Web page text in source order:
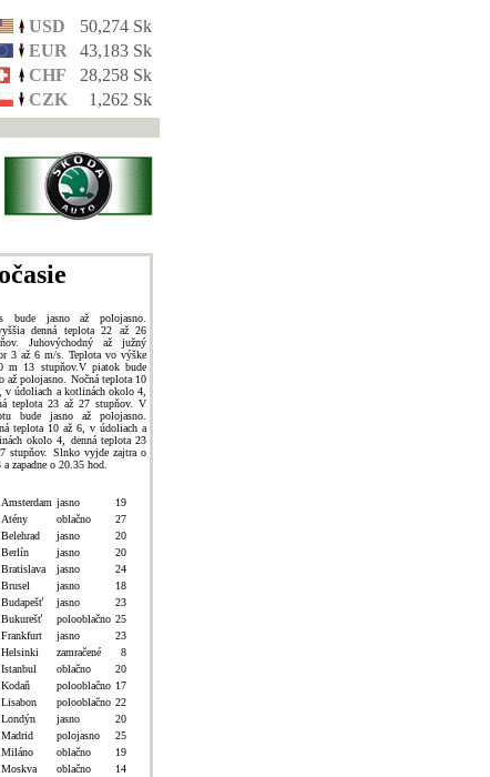
USD
50,274 Sk
EUR
43,183 Sk
CHF
28,258 Sk
CZK
1,262 Sk
bude jasno až polojasno.
denná teplota 22 až 26
Juhovýchodný až južný
3 až 6 m/s. Teplota vo výške
m 13 stupňov.V piatok bude
až polojasno. Nočná teplota 10
v údoliach a kotlinách okolo 4,
teplota 23 až 27 stupňov. V
bude jasno až polojasno.
teplota 10 až 6, v údoliach a
okolo 4, denná teplota 23
stupňov. Slnko vyjde zajtra o
a zapadne o 20.35 hod.
Amsterdam jasno
19
Atény
oblačno
27
Belehrad
jasno
20
Berlín
jasno
20
Bratislava
jasno
24
Brusel
jasno
18
Budapešť
jasno
23
Bukurešť
polooblačno 25
Frankfurt
jasno
23
Helsinki
zamračené
8
Istanbul
oblačno
20
Kodaň
polooblačno 17
Lisabon
polooblačno 22
Londýn
jasno
20
Madrid
polojasno
25
Miláno
oblačno
19
Moskva
oblačno
14